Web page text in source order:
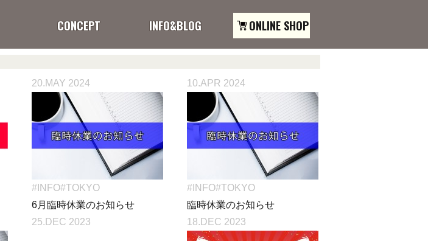
CONCEPT INFO&BLOG ONLINE SHOP
20.MAY 2024
#INFO#TOKYO
6月臨時休業のお知らせ
10.APR 2024
#INFO#TOKYO
臨時休業のお知らせ
25.DEC 2023 18.DEC 2023